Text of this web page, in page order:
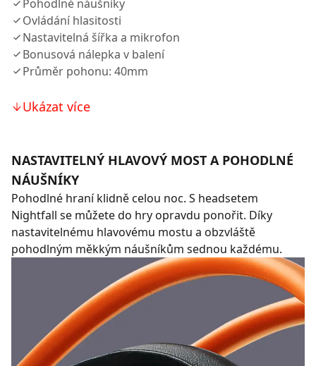
Pohodlné náušníky
Ovládání hlasitosti
Nastavitelná šířka a mikrofon
Bonusová nálepka v balení
Průměr pohonu: 40mm
Ukázat více
NASTAVITELNÝ HLAVOVÝ MOST A POHODLNÉ
NÁUŠNÍKY
Pohodlné hraní klidně celou noc. S headsetem
Nightfall se můžete do hry opravdu ponořit. Díky
nastavitelnému hlavovému mostu a obzvláště
pohodlným měkkým náušníkům sednou každému.